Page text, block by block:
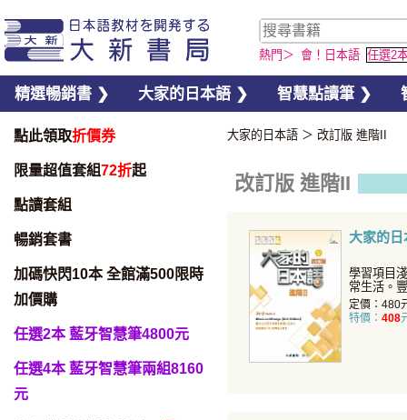
熱門＞ 會！日本語 任選2
精選暢銷書 ❯ 大家的日本語 ❯ 智慧點讀筆 ❯
點此領取折價券
限量超值套組72折起
點讀套組
暢銷套書
加碼快閃10本 全館滿500限時
加價購
任選2本 藍牙智慧筆4800元
任選4本 藍牙智慧筆兩組8160
元
大家的日本語 ＞ 改訂版 進階II
改訂版 進階II
大家的
學習項目
常生活。
面提升您
定價：480
特價： 408